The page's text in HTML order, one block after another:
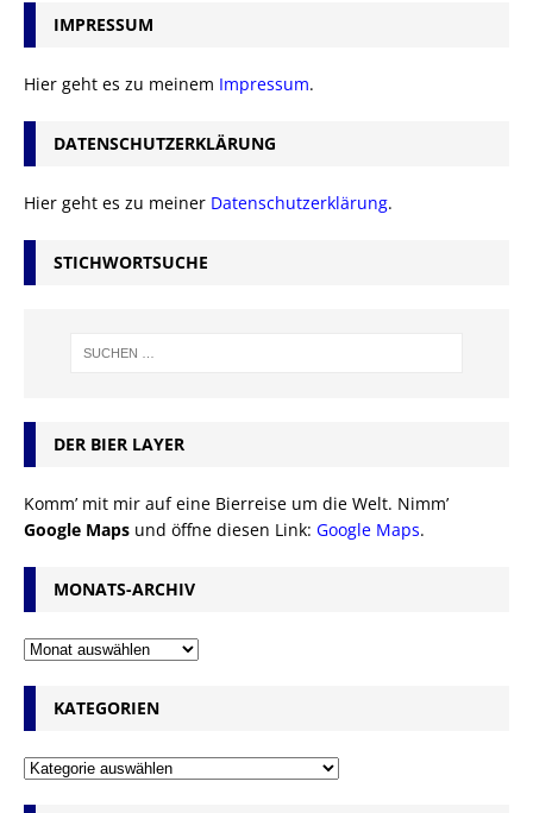
IMPRESSUM
Hier geht es zu meinem Impressum.
DATENSCHUTZERKLÄRUNG
Hier geht es zu meiner Datenschutzerklärung.
STICHWORTSUCHE
DER BIER LAYER
Komm’ mit mir auf eine Bierreise um die Welt. Nimm’
Google Maps und öffne diesen Link: Google Maps.
MONATS-ARCHIV
KATEGORIEN